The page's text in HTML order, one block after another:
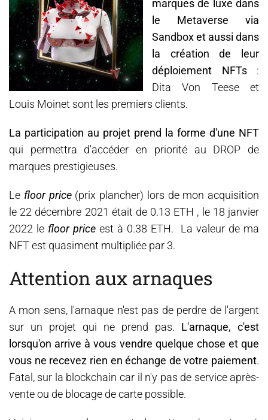
marques de luxe dans
le Metaverse via
Sandbox et aussi dans
la création de leur
déploiement NFTs:
Dita Von Teese et
Louis Moinet sont les premiers clients.
La participation au projet prend la forme d'une NFT
qui permettra d'accéder en priorité au DROP de
marques prestigieuses.
Le floor price(prix plancher) lors de mon acquisition
le 22 décembre 2021 était de 0.13 ETH , le 18 janvier
2022 le floor price est à 0.38 ETH. La valeur de ma
NFT est quasiment multipliée par 3.
Attention aux arnaques
A mon sens, l'arnaque n'est pas de perdre de l'argent
sur un projet qui ne prend pas. L'arnaque, c'est
lorsqu'on arrive à vous vendre quelque chose et que
vous ne recevez rien en échange de votre paiement.
Fatal, sur la blockchain car il n'y pas de service après-
vente ou de blocage de carte possible.